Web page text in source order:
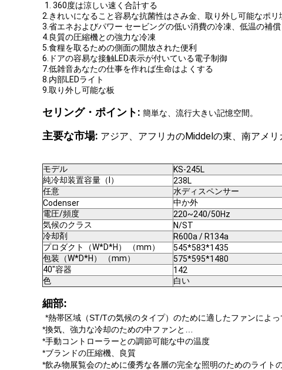
1. 360度は涼しい速く合計する
2.きれいになること容易な抗菌性はさみ金、取り外し可能なポ
3.省エネおよびパワー セービングの低い消費の冷凍、低温の補償
4.良質の圧縮機との強力な冷凍
5.食糧を取るための側面の開放された便利
6.ドアの容易な接触LED表示が付いている電子制御
7.低雑音あなたの仕事を作れば生命はよくする
8.内部LEDライト
9.取り外し可能な板
セリング・ポイント: 簡単な、流行大きい記憶空間。
主要な市場: アジア、アフリカのMiddelの東、南アメリ
モデル
KS-245L
純冷却装置容量（l）
238L
任意
水ディスペンサー
Codenser
中か外
電圧/頻度
220~240/50Hz
気候のクラス
N/ST
冷却剤
R600a / R134a
プロダクト（W*D*H） （mm）
545*583*1435
包装（W*D*H） （mm）
575*595*1480
40"容器
142
色
白い
細部:
*熱帯区域（ST/Tの気候のタイプ）のために適したファンによ
*換気、強力な冷却のための中ファンと…
*手動コントローラーとの調節可能な中の温度
*ブランドの圧縮機、良質
*飲み物展覧会のために優秀な各層の完全な照明のためのライト